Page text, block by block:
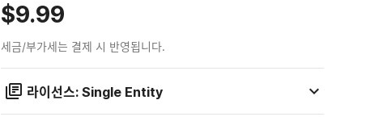
$9.99
세금/부가세는 결제 시 반영됩니다.
라이선스: Single Entity